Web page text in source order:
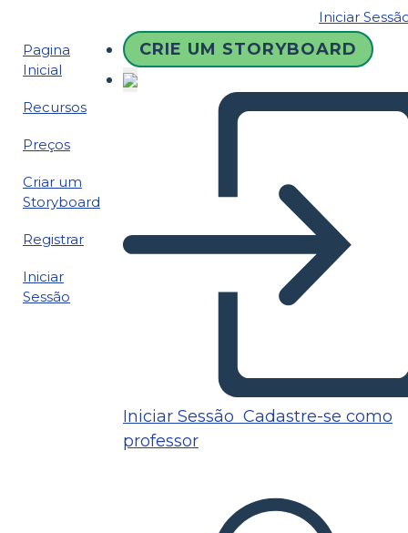
Iniciar
Pagina
Inicial
Recursos
Preços
Criar um
Storyboard
Registrar
Iniciar
Sessão
CRIE UM STORYBOARD
Iniciar Sessão Cadastre-se como
professor